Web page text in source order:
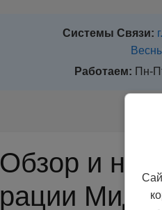
Системы Связи:
Работаем: Пн-
Обзор и
рации